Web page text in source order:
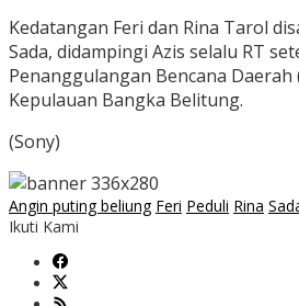
Kedatangan Feri dan Rina Tarol
Sada, didampingi Azis selalu RT
Penanggulangan Bencana Daerah
Kepulauan Bangka Belitung.
(Sony)
Angin puting beliung Feri Peduli Rina
Ikuti Kami